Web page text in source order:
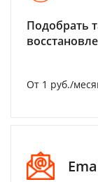
Подобрать
От 1 руб./